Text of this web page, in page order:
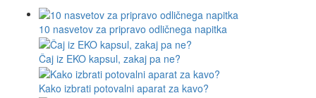
10 nasvetov za pripravo odličnega napitka
Čaj iz EKO kapsul, zakaj pa ne?
Kako izbrati potovalni aparat za kavo?